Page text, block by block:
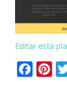
Editar esta